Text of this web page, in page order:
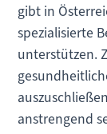
gibt in
spezialisierte
unterstützen.
anstrengend